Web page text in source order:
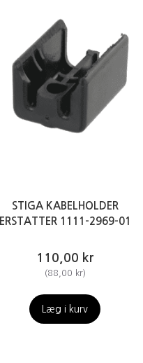
STIGA KABELHOLDER
ERSTATTER 1111-2969-01
110,00 kr
(88,00 kr)
Læg i kurv